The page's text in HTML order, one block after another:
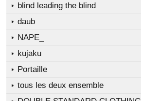
blind leading the blind
daub
NAPE_
kujaku
Portaille
tous les deux ensemble